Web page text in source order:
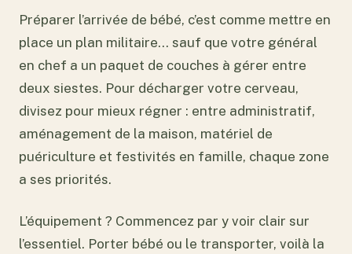
Préparer l’arrivée de bébé, c’est comme mettre en
place un plan militaire… sauf que votre général
en chef a un paquet de couches à gérer entre
deux siestes. Pour décharger votre cerveau,
divisez pour mieux régner : entre administratif,
aménagement de la maison, matériel de
puériculture et festivités en famille, chaque zone
a ses priorités.
L’équipement ? Commencez par y voir clair sur
l’essentiel. Porter bébé ou le transporter, voilà la